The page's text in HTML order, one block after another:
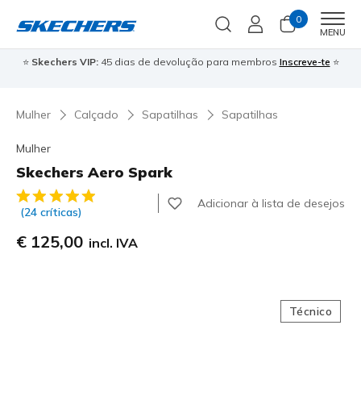
0
MENU
⭐ Skechers VIP:45 dias de devolução para membros Inscreve-te ⭐
Mulher Calçado Sapatilhas Sapatilhas
Mulher
Skechers Aero Spark
3$1 de 5 – Classificação do cliente
(24 críticas)
Adicionar à lista de desejos
€ 125,00 incl. IVA
Técnico